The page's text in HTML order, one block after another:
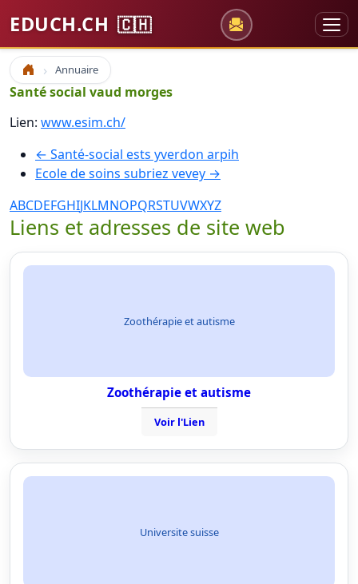
EDUCH.CH 🇨🇭
Accueil Annuaire
Santé social vaud morges
Lien: www.esim.ch/
← Santé-social ests yverdon arpih
Ecole de soins subriez vevey →
ABCDEFGHIJKLMNOPQRSTUVWXYZ
Liens et adresses de site web
Zoothérapie et autisme
Zoothérapie et autisme
Voir l'Lien
Universite suisse